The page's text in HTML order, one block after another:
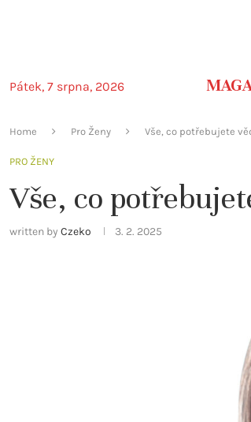
Pátek, 7 srpna, 2026
Home Pro Ženy Vše, co potřebujete
PRO ŽENY
Vše, co
written by Czeko 3. 2. 2025